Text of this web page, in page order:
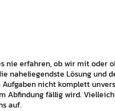
nie erfahren, ob wir mit oder
naheliegendste Lösung und
nicht komplett
Abfindung fällig wird.
auf.